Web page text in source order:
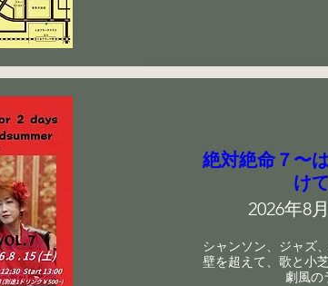
絶対絶命７〜
け
2026年8
シャンソン、ジャズ
壁を超えて、歌と小
劇風の